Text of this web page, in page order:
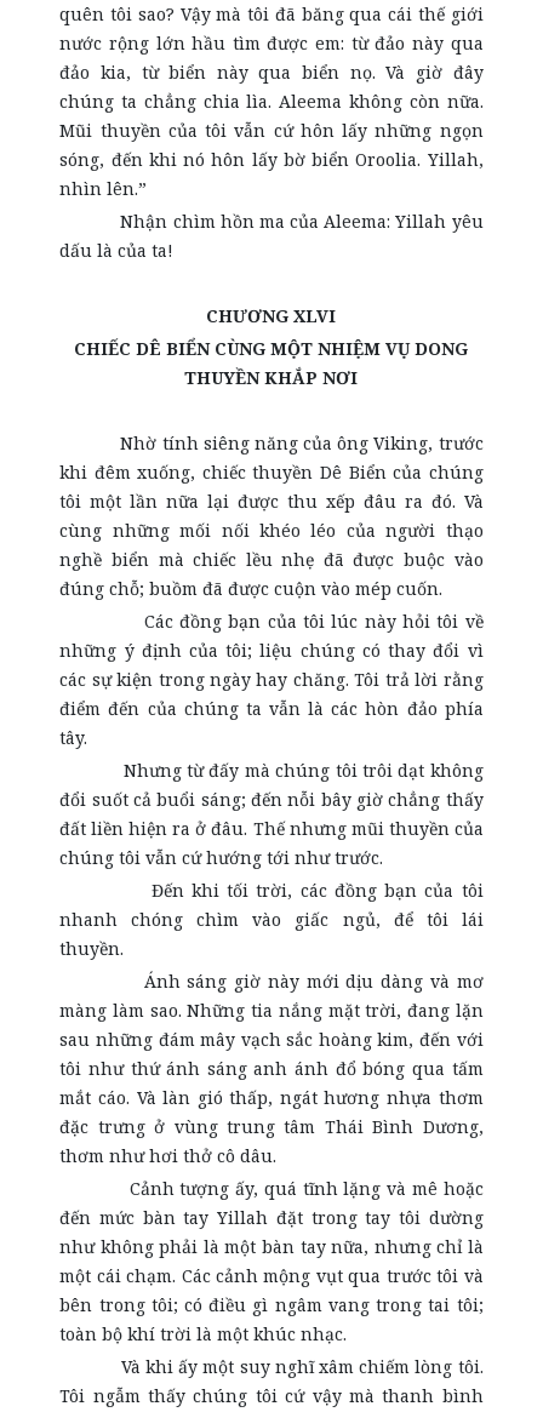
quên tôi sao? Vậy mà tôi đã băng qua cái thế giới
nước rộng lớn hầu tìm được em: từ đảo này qua
đảo kia, từ biển này qua biển nọ. Và giờ đây
chúng ta chẳng chia lìa. Aleema không còn nữa.
Mũi thuyền của tôi vẫn cứ hôn lấy những ngọn
sóng, đến khi nó hôn lấy bờ biển Oroolia. Yillah,
nhìn lên.”
Nhận chìm hồn ma của Aleema: Yillah yêu
dấu là của ta!
CHƯƠNG XLVI
CHIẾC DÊ BIỂN CÙNG MỘT NHIỆM VỤ DONG
THUYỀN KHẮP NƠI
Nhờ tính siêng năng của ông Viking, trước
khi đêm xuống, chiếc thuyền Dê Biển của chúng
tôi một lần nữa lại được thu xếp đâu ra đó. Và
cùng những mối nối khéo léo của người thạo
nghề biển mà chiếc lều nhẹ đã được buộc vào
đúng chỗ; buồm đã được cuộn vào mép cuốn.
Các đồng bạn của tôi lúc này hỏi tôi về
những ý định của tôi; liệu chúng có thay đổi vì
các sự kiện trong ngày hay chăng. Tôi trả lời rằng
điểm đến của chúng ta vẫn là các hòn đảo phía
tây.
Nhưng từ đấy mà chúng tôi trôi dạt không
đổi suốt cả buổi sáng; đến nỗi bây giờ chẳng thấy
đất liền hiện ra ở đâu. Thế nhưng mũi thuyền của
chúng tôi vẫn cứ hướng tới như trước.
Đến khi tối trời, các đồng bạn của tôi
nhanh chóng chìm vào giấc ngủ, để tôi lái
thuyền.
Ánh sáng giờ này mới dịu dàng và mơ
màng làm sao. Những tia nắng mặt trời, đang lặn
sau những đám mây vạch sắc hoàng kim, đến với
tôi như thứ ánh sáng anh ánh đổ bóng qua tấm
mắt cáo. Và làn gió thấp, ngát hương nhựa thơm
đặc trưng ở vùng trung tâm Thái Bình Dương,
thơm như hơi thở cô dâu.
Cảnh tượng ấy, quá tĩnh lặng và mê hoặc
đến mức bàn tay Yillah đặt trong tay tôi dường
như không phải là một bàn tay nữa, nhưng chỉ là
một cái chạm. Các cảnh mộng vụt qua trước tôi và
bên trong tôi; có điều gì ngâm vang trong tai tôi;
toàn bộ khí trời là một khúc nhạc.
Và khi ấy một suy nghĩ xâm chiếm lòng tôi.
Tôi ngẫm thấy chúng tôi cứ vậy mà thanh bình